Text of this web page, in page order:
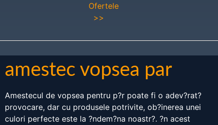
Ofertele
>>
amestec vopsea par
Amestecul de vopsea pentru p?r poate fi o adev?rat?
provocare, dar cu produsele potrivite, ob?inerea unei
culori perfecte este la ?ndem?na noastr?. ?n acest